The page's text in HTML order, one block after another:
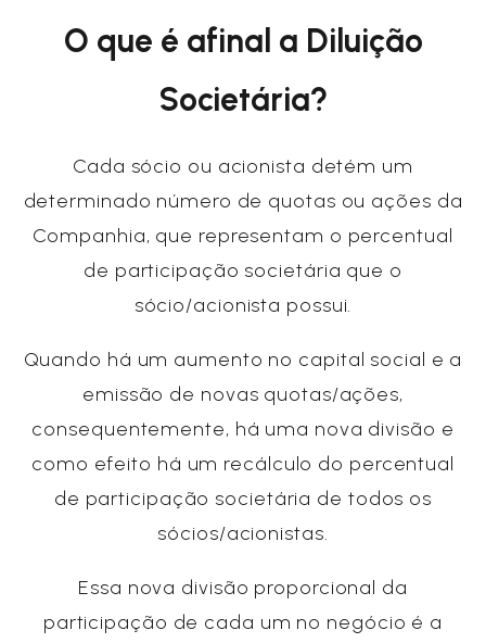
O que é afinal a Diluição
Societária?
Cada sócio ou acionista detém um
determinado número de quotas ou ações da
Companhia, que representam o percentual
de participação societária que o
sócio/acionista possui.
Quando há um aumento no capital social e a
emissão de novas quotas/ações,
consequentemente, há uma nova divisão e
como efeito há um recálculo do percentual
de participação societária de todos os
sócios/acionistas.
Essa nova divisão proporcional da
participação de cada um no negócio é a